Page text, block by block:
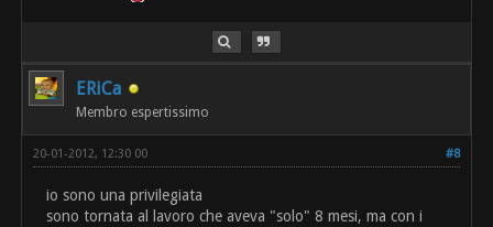
ERiCa
Membro espertissimo
#8
20-01-2012, 12:30 00
io sono una privilegiata
sono tornata al lavoro che aveva "solo" 8 mesi, ma con i